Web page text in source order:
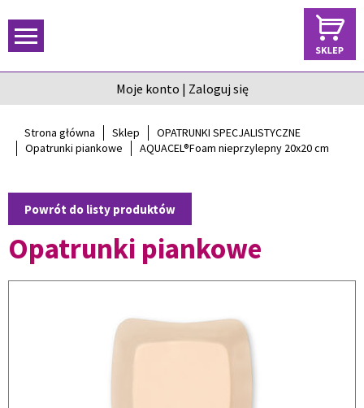
Moje konto | Zaloguj się
Strona główna Sklep
OPATRUNKI SPECJALISTYCZNE
Opatrunki piankowe
AQUACEL®Foam nieprzylepny 20x20 cm
Powrót do listy produktów
Opatrunki piankowe